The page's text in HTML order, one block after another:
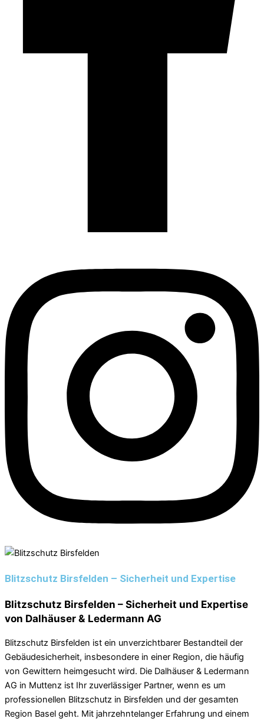
Blitzschutz Birsfelden – Sicherheit und Expertise
Blitzschutz Birsfelden – Sicherheit und Expertise
von Dalhäuser & Ledermann AG
Blitzschutz Birsfelden ist ein unverzichtbarer Bestandteil der
Gebäudesicherheit, insbesondere in einer Region, die häufig
von Gewittern heimgesucht wird. Die Dalhäuser & Ledermann
AG in Muttenz ist Ihr zuverlässiger Partner, wenn es um
professionellen Blitzschutz in Birsfelden und der gesamten
Region Basel geht. Mit jahrzehntelanger Erfahrung und einem